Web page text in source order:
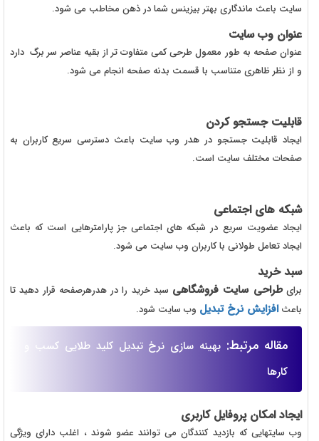
سایت باعث ماندگاری بهتر بیزینس شما در ذهن مخاطب می شود.
عنوان وب سایت
عنوان صفحه به طور معمول طرحی کمی متفاوت تر از بقیه عناصر سر برگ دارد
و از نظر ظاهری متناسب با قسمت بدنه صفحه انجام می شود.
قابلیت جستجو کردن
ایجاد قابلیت جستجو در هدر وب سایت باعث دسترسی سریع کاربران به
صفحات مختلف سایت است.
شبکه های اجتماعی
ایجاد عضویت سریع در شبکه های اجتماعی جز پارامترهایی است که باعث
ایجاد تعامل طولانی با کاربران وب سایت می شود.
سبد خرید
برایطراحی سایت فروشگاهی سبد خرید را در هدرهرصفحه قرار دهید تا
باعثافزایش نرخ تبدیل وب سایت شود.
مقاله مرتبط: بهینه سازی نرخ تبدیل کلید طلایی کسب و
کارها
ایجاد امکان پروفایل کاربری
وب سایتهایی که بازدید کنندگان می توانند عضو شوند ، اغلب دارای ویژگی